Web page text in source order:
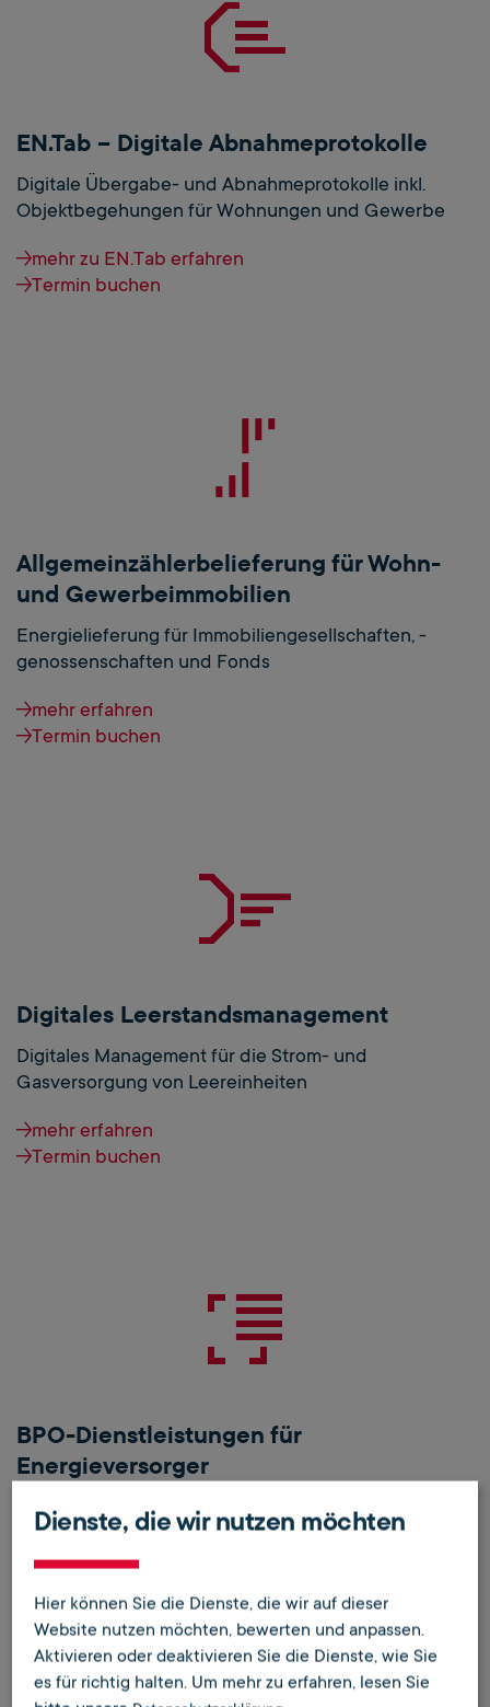
EN.Tab – Digitale Abnahmeprotokolle
Digitale Übergabe- und Abnahmeprotokolle inkl.
Objektbegehungen für Wohnungen und Gewerbe
mehr zu EN.Tab erfahren
Termin buchen
Allgemeinzählerbelieferung für Wohn-
und Gewerbeimmobilien
Energielieferung für Immobiliengesellschaften, -
genossenschaften und Fonds
mehr erfahren
Termin buchen
Digitales Leerstandsmanagement
Digitales Management für die Strom- und
Gasversorgung von Leereinheiten
mehr erfahren
Termin buchen
BPO-Dienstleistungen für
Energieversorger
Prozess-Auslagerung im Energie- und
Immobiliensektor
Termin buchen
Dienste, die wir nutzen möchten
Hier können Sie die Dienste, die wir auf dieser
Website nutzen möchten, bewerten und anpassen.
Aktivieren oder deaktivieren Sie die Dienste, wie Sie
es für richtig halten. Um mehr zu erfahren, lesen Sie